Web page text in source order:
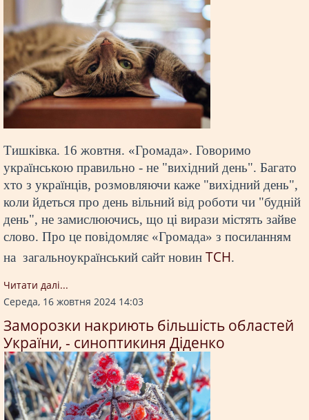
Тишківка. 16 жовтня. «Громада». Говоримо
українською правильно - не "вихідний день". Багато
хто з українців, розмовляючи каже "вихідний день",
коли йдеться про день вільний від роботи чи "будній
день", не замислюючись, що ці вирази містять зайве
слово. Про це повідомляє «Громада» з посиланням
на загальноукраїнський сайт новин ТСН.
Читати далi...
Середа, 16 жовтня 2024 14:03
Заморозки накриють більшість областей
України, - синоптикиня Діденко